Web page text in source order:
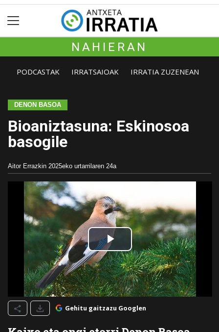
NAHIERAN
PODCASTAK IRRATSAIOAK IRRATIA ZUZENEAN
DENON BASOA
Bioaniztasuna: Eskinosoa
basogile
Aitor Errazkin 2025eko urtarrilaren 24a
Gehitu gaitzazu Googlen